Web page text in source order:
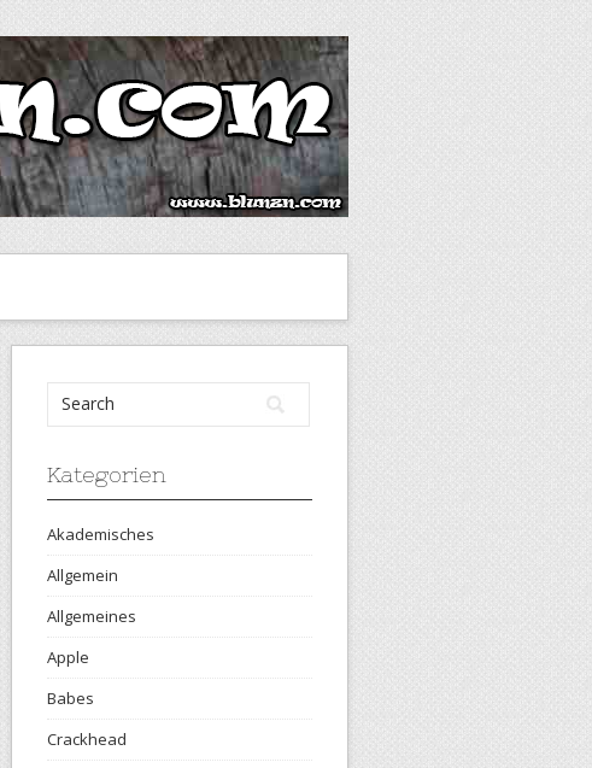
Kategorien
Akademisches
Allgemein
Allgemeines
Apple
Babes
Crackhead